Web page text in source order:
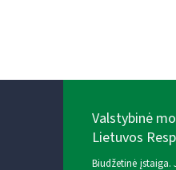
Valstybinė
Lietuvos
Biudžetinė įstaiga.